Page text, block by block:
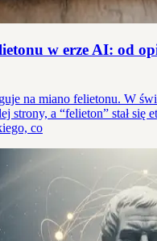
w erze AI: od
na miano felietonu. W
strony, a “felieton” stał się
co